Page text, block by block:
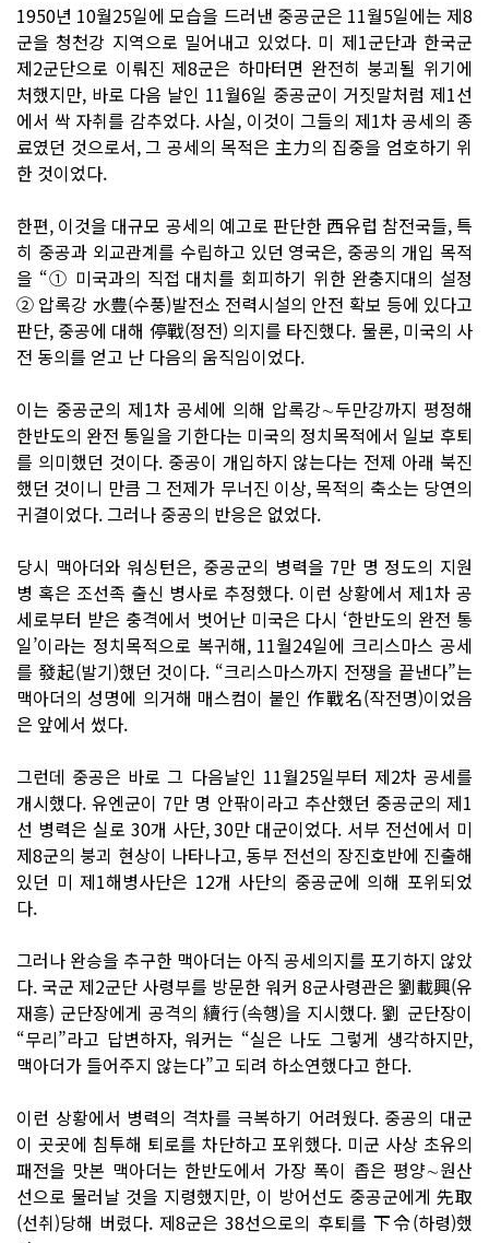
1950년 10월25일에 모습을 드러낸 중공군은 11월5일에는 제8
군을 청천강 지역으로 밀어내고 있었다. 미 제1군단과 한국군
제2군단으로 이뤄진 제8군은 하마터면 완전히 붕괴될 위기에
처했지만, 바로 다음 날인 11월6일 중공군이 거짓말처럼 제1선
에서 싹 자취를 감추었다. 사실, 이것이 그들의 제1차 공세의 종
료였던 것으로서, 그 공세의 목적은 主力의 집중을 엄호하기 위
한 것이었다.
한편, 이것을 대규모 공세의 예고로 판단한 西유럽 참전국들, 특
히 중공과 외교관계를 수립하고 있던 영국은, 중공의 개입 목적
을 “① 미국과의 직접 대치를 회피하기 위한 완충지대의 설정
② 압록강 水豊(수풍)발전소 전력시설의 안전 확보 등에 있다고
판단, 중공에 대해 停戰(정전) 의지를 타진했다. 물론, 미국의 사
전 동의를 얻고 난 다음의 움직임이었다.
이는 중공군의 제1차 공세에 의해 압록강∼두만강까지 평정해
한반도의 완전 통일을 기한다는 미국의 정치목적에서 일보 후퇴
를 의미했던 것이다. 중공이 개입하지 않는다는 전제 아래 북진
했던 것이니 만큼 그 전제가 무너진 이상, 목적의 축소는 당연의
귀결이었다. 그러나 중공의 반응은 없었다.
당시 맥아더와 워싱턴은, 중공군의 병력을 7만 명 정도의 지원
병 혹은 조선족 출신 병사로 추정했다. 이런 상황에서 제1차 공
세로부터 받은 충격에서 벗어난 미국은 다시 ‘한반도의 완전 통
일’이라는 정치목적으로 복귀해, 11월24일에 크리스마스 공세
를 發起(발기)했던 것이다. “크리스마스까지 전쟁을 끝낸다”는
맥아더의 성명에 의거해 매스컴이 붙인 作戰名(작전명)이었음
은 앞에서 썼다.
그런데 중공은 바로 그 다음날인 11월25일부터 제2차 공세를
개시했다. 유엔군이 7만 명 안팎이라고 추산했던 중공군의 제1
선 병력은 실로 30개 사단, 30만 대군이었다. 서부 전선에서 미
제8군의 붕괴 현상이 나타나고, 동부 전선의 장진호반에 진출해
있던 미 제1해병사단은 12개 사단의 중공군에 의해 포위되었
다.
그러나 완승을 추구한 맥아더는 아직 공세의지를 포기하지 않았
다. 국군 제2군단 사령부를 방문한 워커 8군사령관은 劉載興(유
재흥) 군단장에게 공격의 續行(속행)을 지시했다. 劉 군단장이
“무리”라고 답변하자, 워커는 “실은 나도 그렇게 생각하지만,
맥아더가 들어주지 않는다”고 되려 하소연했다고 한다.
이런 상황에서 병력의 격차를 극복하기 어려웠다. 중공의 대군
이 곳곳에 침투해 퇴로를 차단하고 포위했다. 미군 사상 초유의
패전을 맛본 맥아더는 한반도에서 가장 폭이 좁은 평양∼원산
선으로 물러날 것을 지령했지만, 이 방어선도 중공군에게 先取
(선취)당해 버렸다. 제8군은 38선으로의 후퇴를 下令(하령)했